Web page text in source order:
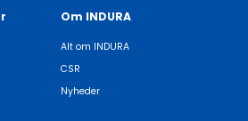
Om INDURA
Alt om INDURA
CSR
Nyheder